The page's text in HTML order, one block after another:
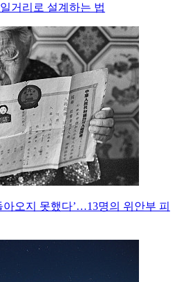
거리로 설계하는 법
아오지 못했다’…13명의 위안부 피